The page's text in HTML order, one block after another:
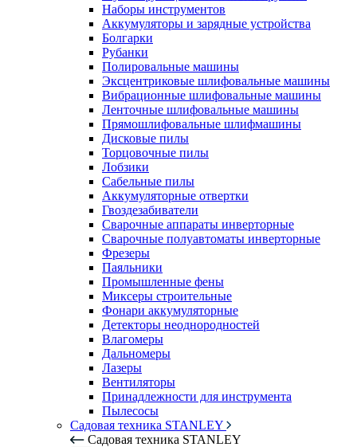
Наборы инструментов
Аккумуляторы и зарядные устройства
Болгарки
Рубанки
Полировальные машины
Эксцентриковые шлифовальные машины
Вибрационные шлифовальные машины
Ленточные шлифовальные машины
Прямошлифовальные шлифмашины
Дисковые пилы
Торцовочные пилы
Лобзики
Сабельные пилы
Аккумуляторные отвертки
Гвоздезабиватели
Сварочные аппараты инверторные
Сварочные полуавтоматы инверторные
Фрезеры
Паяльники
Промышленные фены
Миксеры строительные
Фонари аккумуляторные
Детекторы неоднородностей
Влагомеры
Дальномеры
Лазеры
Вентиляторы
Принадлежности для инструмента
Пылесосы
Садовая техника STANLEY
Садовая техника STANLEY